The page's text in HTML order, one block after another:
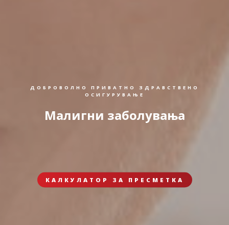
ДОБРОВОЛНО ПРИВАТНО ЗДРАВСТВЕНО
ОСИГУРУВАЊЕ
Малигни заболувања
КАЛКУЛАТОР ЗА ПРЕСМЕТКА